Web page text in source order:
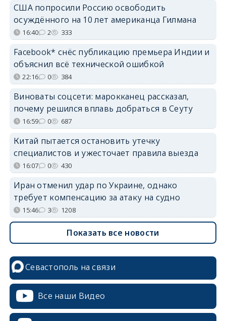
США попросили Россию освободить
осуждённого на 10 лет американца Гилмана
16:40 2 333
Facebook* снёс публикацию премьера Индии и
объяснил всё технической ошибкой
22:16 0 384
Виноваты соцсети: марокканец рассказал,
почему решился вплавь добраться в Сеуту
16:59 0 687
Китай пытается остановить утечку
специалистов и ужесточает правила выезда
16:07 0 430
Иран отменил удар по Украине, однако
требует компенсацию за атаку на судно
15:46 3 1208
Показать все новости
Севастополь на связи
Все наши Видео